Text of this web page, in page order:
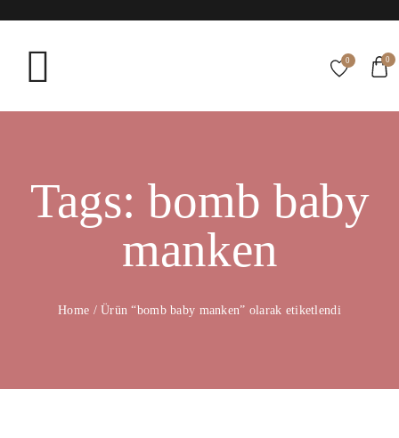
0 0
Tags: bomb baby
manken
Home /Ürün “bomb baby manken” olarak etiketlendi